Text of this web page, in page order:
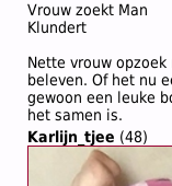
Vrouw zoekt Man
Klundert
Nette vrouw
beleven. Of het nu
gewoon een leuke
het samen is.
Karlijn_tjee (48)